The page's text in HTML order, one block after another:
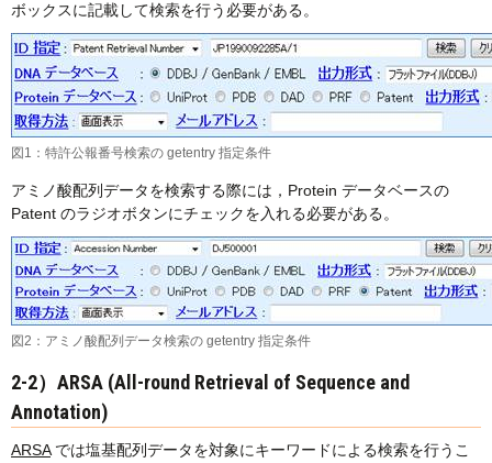
ボックスに記載して検索を行う必要がある。
図1：特許公報番号検索の getentry 指定条件
アミノ酸配列データを検索する際には，Protein データベースの
Patent のラジオボタンにチェックを入れる必要がある。
図2：アミノ酸配列データ検索の getentry 指定条件
2-2）ARSA (All-round Retrieval of Sequence and
Annotation)
ARSAでは塩基配列データを対象にキーワードによる検索を行うこ